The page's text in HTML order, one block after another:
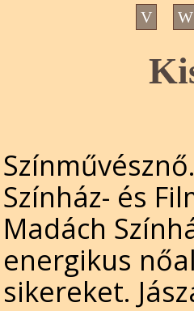
V W
Színház- és
Madách
energikus
sikereket.